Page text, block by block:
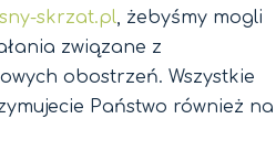
skrzat.pl, żebyśmy mogli
związane z
obostrzeń. Wszystkie
Państwo również na